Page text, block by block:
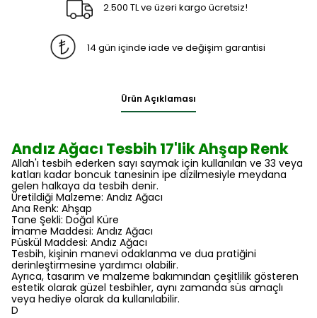
2.500 TL ve üzeri kargo ücretsiz!
14 gün içinde iade ve değişim garantisi
Ürün Açıklaması
Andız Ağacı Tesbih 17'lik Ahşap Renk
Allah'ı tesbih ederken sayı saymak için kullanılan ve 33 veya
katları kadar boncuk tanesinin ipe dizilmesiyle meydana
gelen halkaya da tesbih denir.
Üretildiği Malzeme: Andız Ağacı
Ana Renk: Ahşap
Tane Şekli: Doğal Küre
İmame Maddesi: Andız Ağacı
Püskül Maddesi: Andız Ağacı
Tesbih, kişinin manevi odaklanma ve dua pratiğini
derinleştirmesine yardımcı olabilir.
Ayrıca, tasarım ve malzeme bakımından çeşitlilik gösteren
estetik olarak güzel tesbihler, aynı zamanda süs amaçlı
veya hediye olarak da kullanılabilir.
D